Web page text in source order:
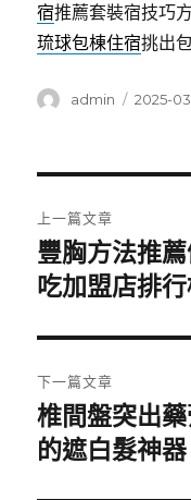
宿推薦套裝宿技巧
琉球包棟住宿挑出
作
admin
發
2025-
章
導
覽
上一篇文章
上
一
文
章:
豐胸方法推
吃加盟店排
下一篇文章
下
一
椎間盤突出
的遮白髮神器